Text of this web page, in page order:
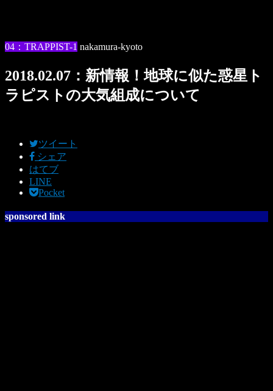
04：TRAPPIST-1 nakamura-kyoto
2018.02.07：新情報！地球に似た惑星ト
ラピストの大気組成について
ツイート
シェア
はてブ
LINE
Pocket
sponsored link